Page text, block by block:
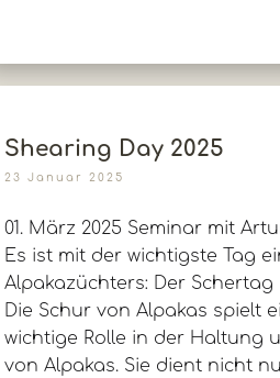
Shearing Day 2025
23 Januar 2025
01. März 2025 Seminar mit
Es ist mit der wichtigste Tag
Alpakazüchters: Der Schertag
Die Schur von Alpakas spielt
wichtige Rolle in der Haltung
von Alpakas. Sie dient nicht